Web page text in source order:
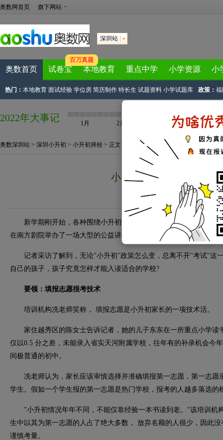
奥数网首页 旗下网站
深圳站
奥数首页 试卷宝
百万真题
本地教育 重点中学 小学资源 小
热门： 本地教育 面试经验 学位房 简历制作 特长生 试题资料 小学试题库 政策：
2022年大事记 1月 2月 4月
奥数深圳站 > 深圳小升初 > 小升初择校 > 正文
小升初择校攻略 四个要
来源： 2011-09-28
新学期刚开始，各种围绕小升初的话题就成为城中热话。9 月24
在南方剧院举办了一场大型的公益讲座。讲座竟然火爆至有近百家长
记者采访了解到，无论"小升初"政策怎么变，总离不开"考试"这
自己的孩子，孩子究竟怎样才能入读适合的学校?
要领：填报志愿很考技术
培训机构冼老师笑称， 填报志愿是小升初家长的一项技术活。
家住越秀区的陈女士告诉记者，她的儿子东东在一所重点小学读
仅以0.5 分之差，未能录入省实天河附属学校，往年有的补录机会今
间极普通的初中。
冼老师认为，家长应该审慎选择并准确填报第一志愿，第一志愿
学生。假如一个学生报的第一志愿是热门学校，报考的人越多落选的
"小升初情况年年不同，不能仅靠经验一本书读到老。"该培训机
生中以其为第一志愿的人占了绝大多数， 放弃名额的人很少，因此
谨慎考量。